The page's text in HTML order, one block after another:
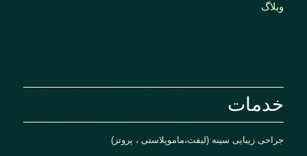
وبلاگ
خدمات
جراحی زیبایی سینه (لیفت،ماموپلاستی ، پروتز)